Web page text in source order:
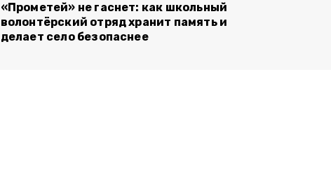
«Прометей» не гаснет: как школьный
волонтёрский отряд хранит память и
делает село безопаснее